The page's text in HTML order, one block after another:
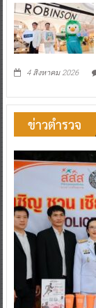
4 สิงหาคม 2026
ข่าวตำรวจ